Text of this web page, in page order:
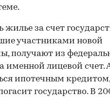
за счет
участниками новой
получают из
лицевой счет.
ипотечным кредитом,
государство. В